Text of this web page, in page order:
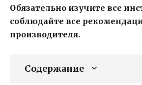
Обязательно изучите все
соблюдайте все
производителя.
Содержание